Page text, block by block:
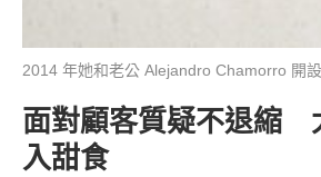
2014 年她和老公 Alejandro Chamorro 開
面對顧客質疑不退縮
入甜食